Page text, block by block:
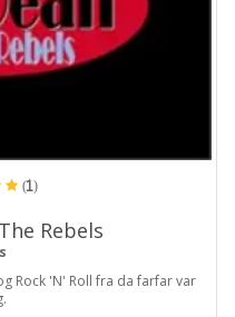
(1)
Rebels
Rock 'N' Roll fra da farfar var